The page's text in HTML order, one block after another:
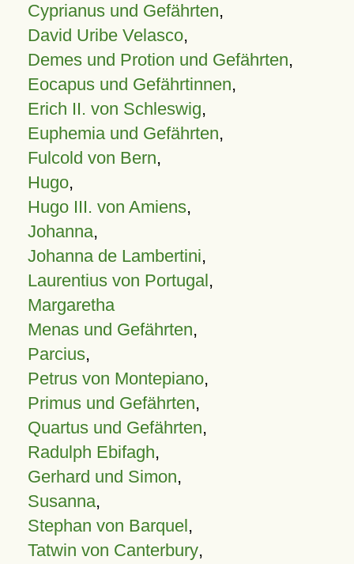
Cyprianus und Gefährten,
David Uribe Velasco,
Demes und Protion und Gefährten,
Eocapus und Gefährtinnen,
Erich II. von Schleswig,
Euphemia und Gefährten,
Fulcold von Bern,
Hugo,
Hugo III. von Amiens,
Johanna,
Johanna de Lambertini,
Laurentius von Portugal,
Margaretha
Menas und Gefährten,
Parcius,
Petrus von Montepiano,
Primus und Gefährten,
Quartus und Gefährten,
Radulph Ebifagh,
Gerhard und Simon,
Susanna,
Stephan von Barquel,
Tatwin von Canterbury,